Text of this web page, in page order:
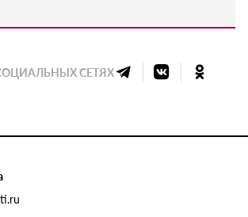
СЕТЯХ